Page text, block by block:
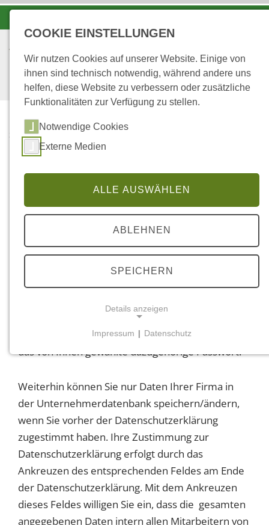
STARTSEITE ...
Bearbeitung eines
bestehenden Eintrags
"Sie möchten Ihre eingegebenen Daten auf der
Unternehmerdatenbank von Landeforsten
Rheinland-Pfalz ändern.
Hierzu benötigen Sie zunächst Ihren bei der
Dateneingabe verwendeten Benutzernamen und
das von Ihnen gewählte dazugehörige Passwort.
Weiterhin können Sie nur Daten Ihrer Firma in
der Unternehmerdatenbank speichern/ändern,
wenn Sie vorher der Datenschutzerklärung
zugestimmt haben. Ihre Zustimmung zur
Datenschutzerklärung erfolgt durch das
Ankreuzen des entsprechenden Feldes am Ende
der Datenschutzerklärung. Mit dem Ankreuzen
dieses Feldes willigen Sie ein, dass die gesamten
angegebenen Daten intern allen Mitarbeitern von
COOKIE EINSTELLUNGEN
Wir nutzen Cookies auf unserer Website. Einige von
ihnen sind technisch notwendig, während andere uns
helfen, diese Website zu verbessern oder zusätzliche
Funktionalitäten zur Verfügung zu stellen.
Notwendige Cookies
Externe Medien
ALLE AUSWÄHLEN
ABLEHNEN
SPEICHERN
Details anzeigen
der Website erforderlich.
Einverständnis-Cookie
Name:
cookie_consent
Dieser Cookie speichert die ausgewählten
Einverständnis-Optionen des Benutzers
Impressum | Datenschutz